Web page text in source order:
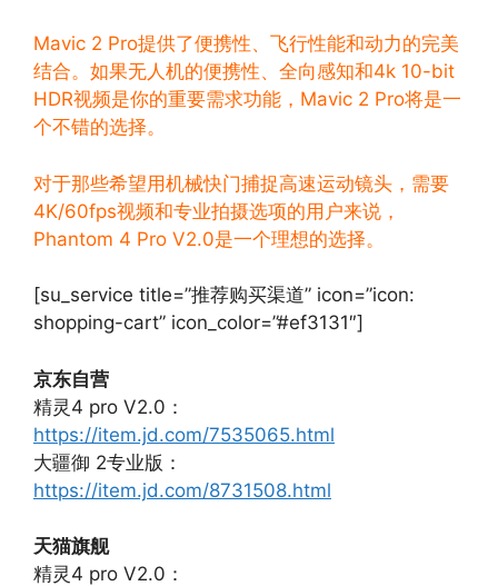
Mavic 2 Pro提供了便携性、飞行性能和动力的完美
结合。如果无人机的便携性、全向感知和4k 10-bit
HDR视频是你的重要需求功能，Mavic 2 Pro将是一
个不错的选择。
对于那些希望用机械快门捕捉高速运动镜头，需要
4K/60fps视频和专业拍摄选项的用户来说，
Phantom 4 Pro V2.0是一个理想的选择。
[su_service title=”推荐购买渠道” icon=”icon:
shopping-cart” icon_color=”#ef3131″]
京东自营
精灵4 pro V2.0：
https://item.jd.com/7535065.html
大疆御 2专业版：
https://item.jd.com/8731508.html
天猫旗舰
精灵4 pro V2.0：